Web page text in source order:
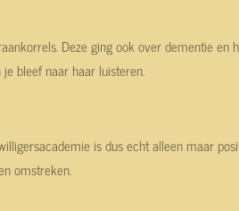
Deze ging ook over dementie
bleef naar haar luisteren.
is dus echt alleen maar
omstreken.